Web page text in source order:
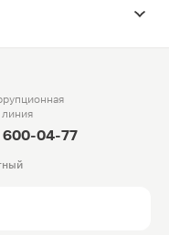
линия
600-04-77